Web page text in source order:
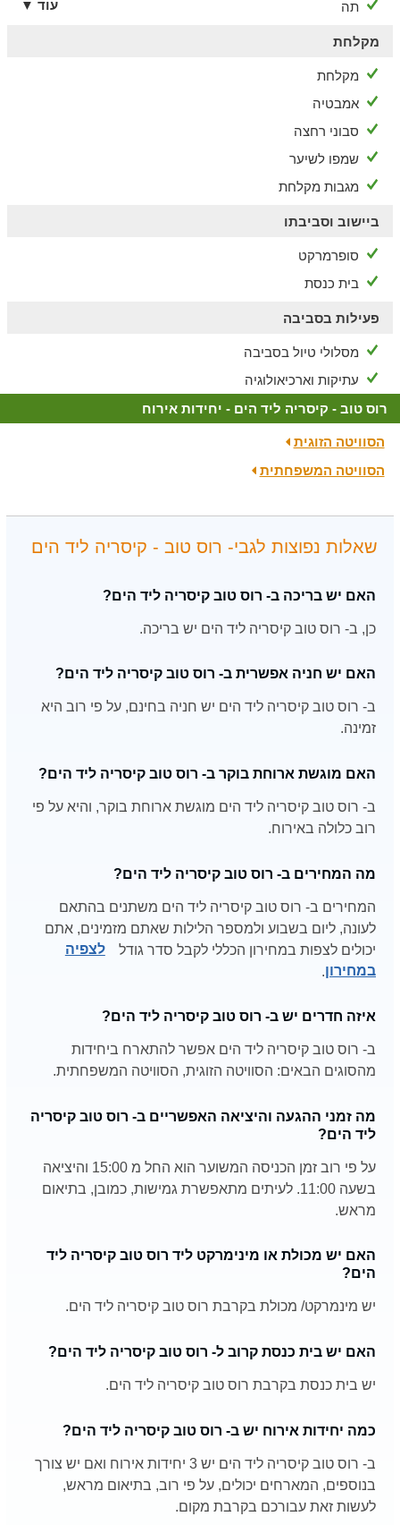
תה
עוד ▼
מקלחת
מקלחת
אמבטיה
סבוני רחצה
שמפו לשיער
מגבות מקלחת
ביישוב וסביבתו
סופרמרקט
בית כנסת
פעילות בסביבה
מסלולי טיול בסביבה
עתיקות וארכיאולוגיה
רוס טוב - קיסריה ליד הים - יחידות אירוח
הסוויטה הזוגית
הסוויטה המשפחתית
שאלות נפוצות לגבי- רוס טוב - קיסריה ליד הים
האם יש בריכה ב- רוס טוב קיסריה ליד הים?
כן, ב- רוס טוב קיסריה ליד הים יש בריכה.
האם יש חניה אפשרית ב- רוס טוב קיסריה ליד הים?
ב- רוס טוב קיסריה ליד הים יש חניה בחינם, על פי רוב היא
זמינה.
האם מוגשת ארוחת בוקר ב- רוס טוב קיסריה ליד הים?
ב- רוס טוב קיסריה ליד הים מוגשת ארוחת בוקר, והיא על פי
רוב כלולה באירוח.
מה המחירים ב- רוס טוב קיסריה ליד הים?
המחירים ב- רוס טוב קיסריה ליד הים משתנים בהתאם
לעונה, ליום בשבוע ולמספר הלילות שאתם מזמינים, אתם
יכולים לצפות במחירון הכללי לקבל סדר גודל
לצפיה
במחירון.
איזה חדרים יש ב- רוס טוב קיסריה ליד הים?
ב- רוס טוב קיסריה ליד הים אפשר להתארח ביחידות
מהסוגים הבאים: הסוויטה הזוגית, הסוויטה המשפחתית.
מה זמני ההגעה והיציאה האפשריים ב- רוס טוב קיסריה
ליד הים?
על פי רוב זמן הכניסה המשוער הוא החל מ 15:00 והיציאה
בשעה 11:00. לעיתים מתאפשרת גמישות, כמובן, בתיאום
מראש.
האם יש מכולת או מינימרקט ליד רוס טוב קיסריה ליד
הים?
יש מינמרקט/ מכולת בקרבת רוס טוב קיסריה ליד הים.
האם יש בית כנסת קרוב ל- רוס טוב קיסריה ליד הים?
יש בית כנסת בקרבת רוס טוב קיסריה ליד הים.
כמה יחידות אירוח יש ב- רוס טוב קיסריה ליד הים?
ב- רוס טוב קיסריה ליד הים יש 3 יחידות אירוח ואם יש צורך
בנוספים, המארחים יכולים, על פי רוב, בתיאום מראש,
לעשות זאת עבורכם בקרבת מקום.